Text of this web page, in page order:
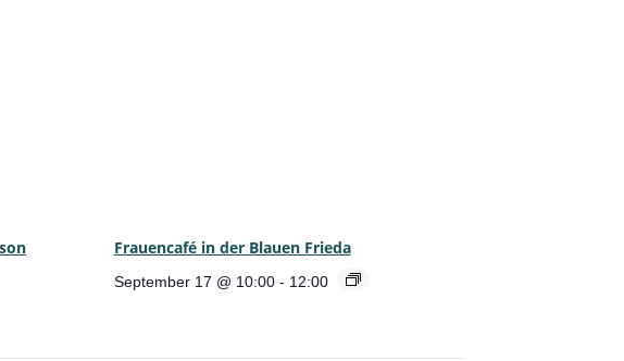
Frauencafé in der Blauen Frieda
September 17 @ 10:00 - 12:00